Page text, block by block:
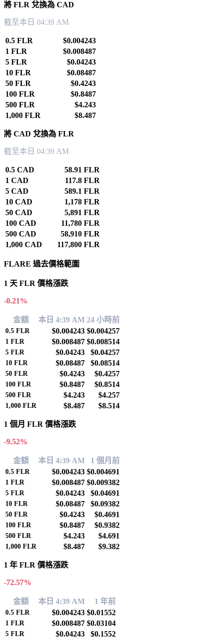
將 FLR 兌換為 CAD
截至本日 04:39 AM
0.5 FLR
$0.004243
1 FLR
$0.008487
5 FLR
$0.04243
10 FLR
$0.08487
50 FLR
$0.4243
100 FLR
$0.8487
500 FLR
$4.243
1,000 FLR
$8.487
將 CAD 兌換為 FLR
截至本日 04:39 AM
0.5 CAD
58.91 FLR
1 CAD
117.8 FLR
5 CAD
589.1 FLR
10 CAD
1,178 FLR
50 CAD
5,891 FLR
100 CAD
11,780 FLR
500 CAD
58,910 FLR
1,000 CAD
117,800 FLR
FLARE 過去價格範圍
1 天 FLR 價格漲跌
-0.21%
金額 本日 4:39 AM 24 小時前
0.5 FLR $0.004243 $0.004257
1 FLR $0.008487 $0.008514
5 FLR $0.04243 $0.04257
10 FLR $0.08487 $0.08514
50 FLR $0.4243 $0.4257
100 FLR $0.8487 $0.8514
500 FLR $4.243 $4.257
1,000 FLR $8.487 $8.514
1 個月 FLR 價格漲跌
-9.52%
金額 本日 4:39 AM 1 個月前
0.5 FLR $0.004243 $0.004691
1 FLR $0.008487 $0.009382
5 FLR $0.04243 $0.04691
10 FLR $0.08487 $0.09382
50 FLR $0.4243 $0.4691
100 FLR $0.8487 $0.9382
500 FLR $4.243 $4.691
1,000 FLR $8.487 $9.382
1 年 FLR 價格漲跌
-72.57%
金額 本日 4:39 AM 1 年前
0.5 FLR $0.004243 $0.01552
1 FLR $0.008487 $0.03104
5 FLR $0.04243 $0.1552